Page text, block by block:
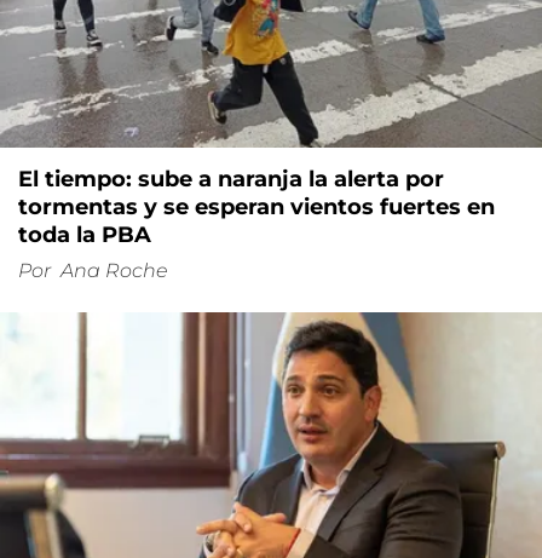
El tiempo: sube a naranja la alerta por
tormentas y se esperan vientos fuertes en
toda la PBA
Por Ana Roche